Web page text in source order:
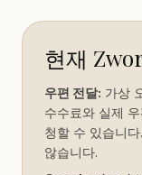
현재
우편 전달: 가상
수수료와 실제
청할 수 있습니
않습니다.